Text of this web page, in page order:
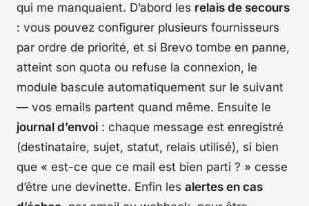
qui me manquaient. D’abord les relais de secours
: vous pouvez configurer plusieurs fournisseurs
par ordre de priorité, et si Brevo tombe en panne,
atteint son quota ou refuse la connexion, le
module bascule automatiquement sur le suivant
— vos emails partent quand même. Ensuite le
journal d’envoi : chaque message est enregistré
(destinataire, sujet, statut, relais utilisé), si bien
que « est-ce que ce mail est bien parti ? » cesse
d’être une devinette. Enfin les alertes en cas